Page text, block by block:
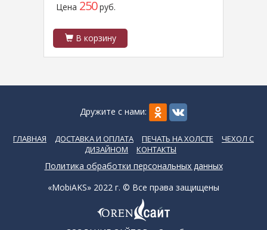
Цена 250руб.
В корзину
Дружите с нами:
ГЛАВНАЯ ДОСТАВКА И ОПЛАТА ПЕЧАТЬ НА ХОЛСТЕ
ЧЕХОЛ С
ДИЗАЙНОМ
КОНТАКТЫ
Политика обработки персональных данных
«MobiAKS» 2022 г. © Все права защищены